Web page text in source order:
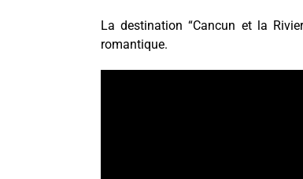
La destination “Cancun et la
romantique.